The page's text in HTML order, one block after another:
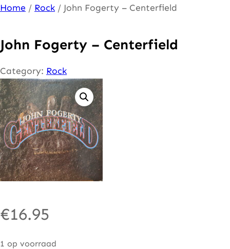
Ga
de
inhoud
Home / Rock / John Fogerty – Centerfield
John Fogerty – Centerfield
Category: Rock
€16.95
1 op voorraad